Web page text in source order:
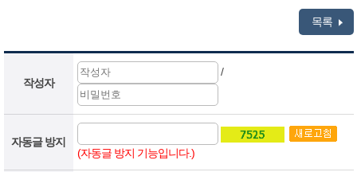
목록
작성자
/
자동글 방지
(자동글 방지 기능입니다.)